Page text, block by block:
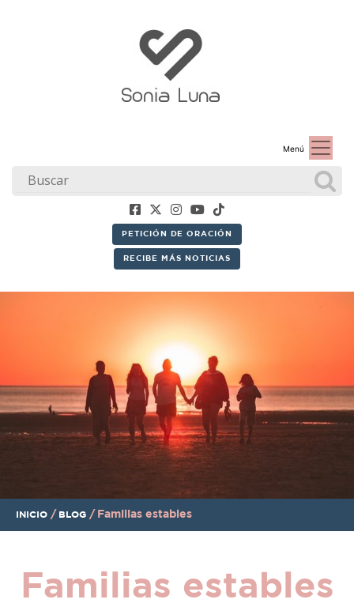
Menú
PETICIÓN DE ORACIÓN
RECIBE MÁS NOTICIAS
INICIO / BLOG / Familias estables
Familias estables